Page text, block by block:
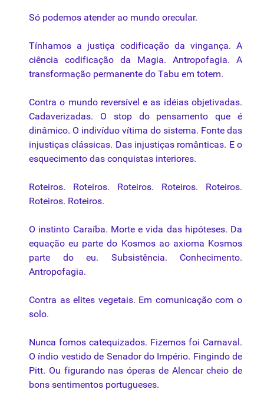
Só podemos atender ao mundo orecular.
Tínhamos a justiça codificação da vingança. A
ciência codificação da Magia. Antropofagia. A
transformação permanente do Tabu em totem.
Contra o mundo reversível e as idéias objetivadas.
Cadaverizadas. O stop do pensamento que é
dinâmico. O indivíduo vítima do sistema. Fonte das
injustiças clássicas. Das injustiças românticas. E o
esquecimento das conquistas interiores.
Roteiros. Roteiros. Roteiros. Roteiros. Roteiros.
Roteiros. Roteiros.
O instinto Caraíba. Morte e vida das hipóteses. Da
equação eu parte do Kosmos ao axioma Kosmos
parte do eu. Subsistência. Conhecimento.
Antropofagia.
Contra as elites vegetais. Em comunicação com o
solo.
Nunca fomos catequizados. Fizemos foi Carnaval.
O índio vestido de Senador do Império. Fingindo de
Pitt. Ou figurando nas óperas de Alencar cheio de
bons sentimentos portugueses.